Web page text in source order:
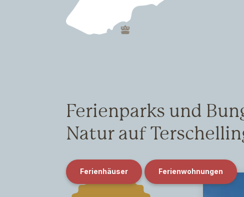
Ferienparks und
Natur auf
Ferienhäuser Ferienwohnungen